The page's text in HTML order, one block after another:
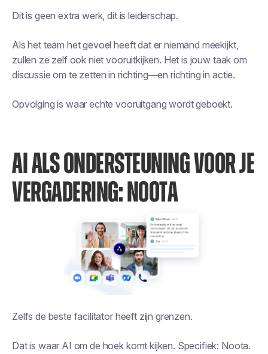
Dit is geen extra werk, dit is leiderschap.
Als het team het gevoel heeft dat er niemand meekijkt,
zullen ze zelf ook niet vooruitkijken. Het is jouw taak om
discussie om te zetten in richting—en richting in actie.
Opvolging is waar echte vooruitgang wordt geboekt.
AI ALS ONDERSTEUNING VOOR JE
VERGADERING: NOOTA
Zelfs de beste facilitator heeft zijn grenzen.
Dat is waar AI om de hoek komt kijken. Specifiek: Noota.